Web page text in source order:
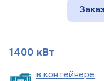
1400 кВт
в контейнере